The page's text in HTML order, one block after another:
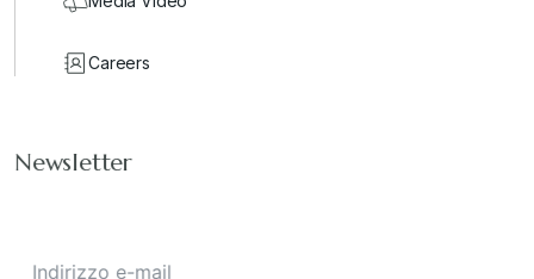
Careers
Newsletter